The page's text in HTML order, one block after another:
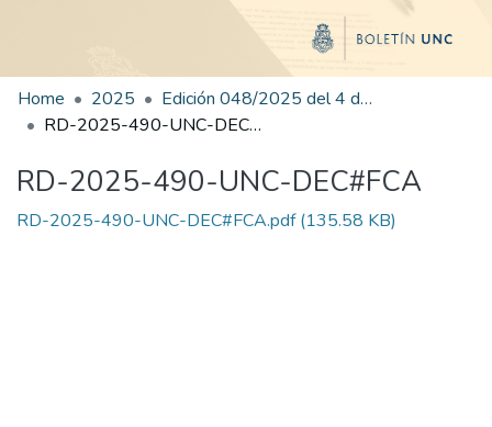
Home 2025
Edición 048/2025 del 4 de septiembre de 2025
RD-2025-490-UNC-DEC#FCA
RD-2025-490-UNC-DEC#FCA
RD-2025-490-UNC-DEC#FCA.pdf(135.58 KB)